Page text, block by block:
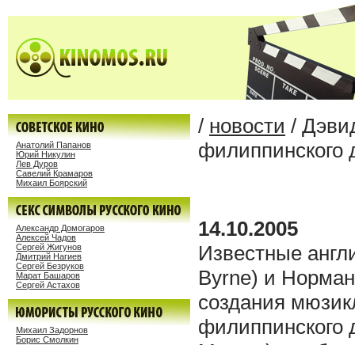
Анатолий Папанов
Юрий Никулин
Лев Дуров
Савелий Крамаров
Михаил Боярский
Александр Домогаров
Алексей Чадов
Сергей Жигунов
Дмитрий Нагиев
Сергей Безруков
Марат Башаров
Сергей Астахов
Михаил Задорнов
Борис Смолкин
/ новости /
филиппинского
14.10.2005
Известные
Byrne) и
создания
филиппинского